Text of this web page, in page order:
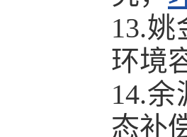
13.
环境
14.
态补